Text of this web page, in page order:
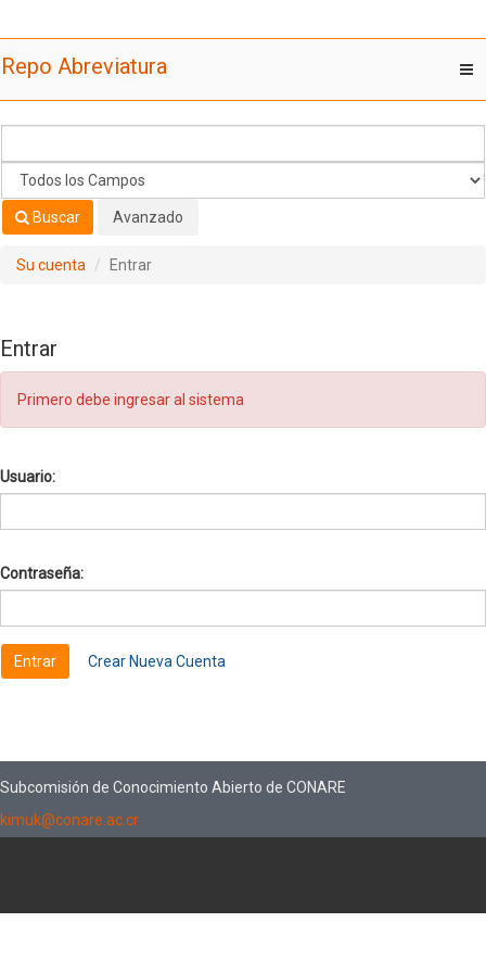
Repo Abreviatura
Buscar Avanzado
Su cuenta Entrar
Entrar
Primero debe ingresar al sistema
Usuario:
Contraseña:
Crear Nueva Cuenta
Subcomisión de Conocimiento Abierto de CONARE
kimuk@conare.ac.cr